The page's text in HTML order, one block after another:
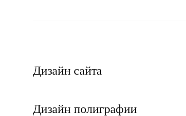
Дизайн сайта
Дизайн полиграфии